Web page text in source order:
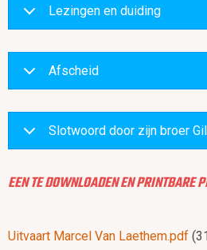
Lezingen en duiding
Afscheid
Slotwoord door zijn broer
EEN TE DOWNLOADEN EN PRINTBARE
Document
Uitvaart Marcel Van Laethem.pdf